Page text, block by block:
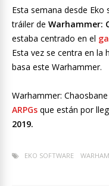
Esta semana desde
tráiler de Warhammer:
estaba centrado en el
Esta vez se centra en la
basa este Warhammer.
Warhammer:
ARPGs que están por
2019.
EKO SOFTWARE